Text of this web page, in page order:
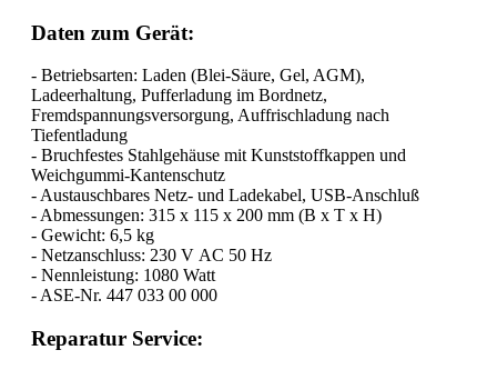
Daten zum Gerät:
- Betriebsarten: Laden (Blei-Säure, Gel, AGM),
Ladeerhaltung, Pufferladung im Bordnetz,
Fremdspannungsversorgung, Auffrischladung nach
Tiefentladung
- Bruchfestes Stahlgehäuse mit Kunststoffkappen und
Weichgummi-Kantenschutz
- Austauschbares Netz- und Ladekabel, USB-Anschluß
- Abmessungen: 315 x 115 x 200 mm (B x T x H)
- Gewicht: 6,5 kg
- Netzanschluss: 230 V AC 50 Hz
- Nennleistung: 1080 Watt
- ASE-Nr. 447 033 00 000
Reparatur Service: